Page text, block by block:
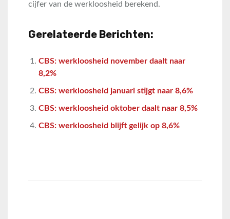
cijfer van de werkloosheid berekend.
Gerelateerde Berichten:
CBS: werkloosheid november daalt naar
8,2%
CBS: werkloosheid januari stijgt naar 8,6%
CBS: werkloosheid oktober daalt naar 8,5%
CBS: werkloosheid blijft gelijk op 8,6%